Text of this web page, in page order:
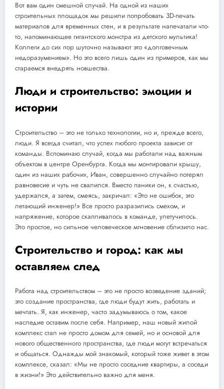
Вот вам один смешной случай. На одной из наших
строительных площадок мы решили попробовать 3D-печать
материалов для временных стен, и в результате напечатали что-
то, напоминающее гигантского монстра из детского мультика!
Коллеги до сих пор шуточно называют это «долговечным
недоразумением». Но это всего лишь один из примеров, как мы
стараемся внедрять новшества.
Люди и строительство: эмоции и
истории
Строительство – это не только технологии, но и, прежде всего,
люди. Я всегда считал, что успех любого проекта зависит от
команды. Вспоминаю случай, когда мы работали над важным
объектом в центре Оренбурга. Когда мы монтировали крышу,
один из наших рабочих, Иван, совершенно случайно потерял
равновесие и чуть не свалился. Вместо паники он, к счастью,
удержался, а затем, смеясь, закричал: «Это не ошибок, это
летающий инженер!» Все просто разразились смехом, и
напряжение, которое скапливалось в команде, улетучилось.
Это простое, но сильное человеческое мгновение сблизило нас.
Строительство и город: как мы
оставляем след
Работа над строительством – это не просто возведение зданий;
это создание пространства, где люди будут жить, работать и
мечтать. Я, как инженер, часто задумываюсь о том, какое
наследие оставим после себя. Например, наш новый жилой
комплекс стал не просто домом для семей, но и основой для
нового общественного пространства, где люди могут встречаться
и общаться. Однажды мой знакомый, который тоже живет в этом
комплексе, сказал: «Мы не просто соседние квартиры, а соседи
в жизни!» Это действительно важно для меня.